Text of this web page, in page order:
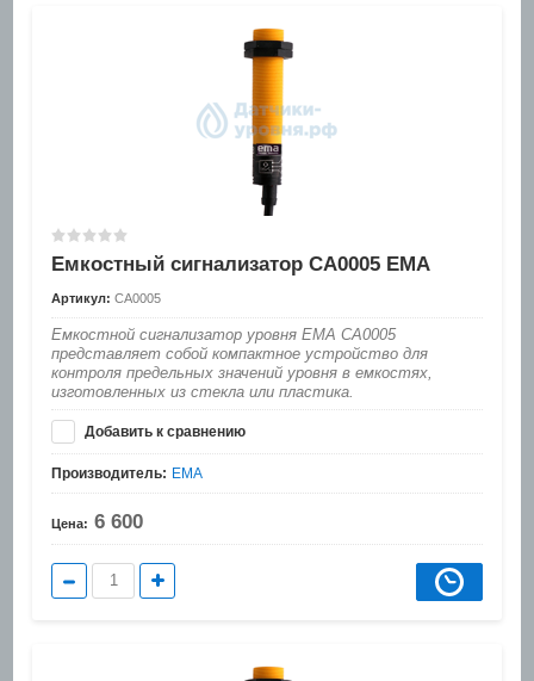
Емкостный сигнализатор CA0005 EMA
Артикул: CA0005
Емкостной сигнализатор уровня EMA CA0005
представляет собой компактное устройство для
контроля предельных значений уровня в емкостях,
изготовленных из стекла или пластика.
Добавить к сравнению
Производитель: EMA
Цена: 6 600